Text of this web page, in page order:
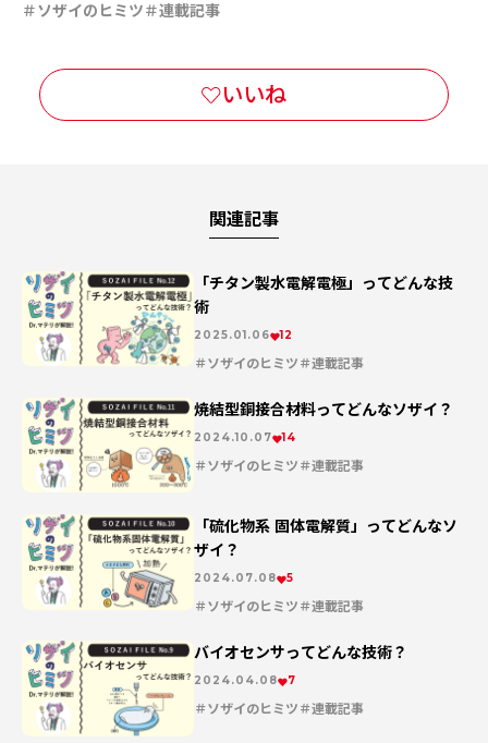
ソザイのヒミツ 連載記事
関連記事
「チタン製水電解電極」ってどんな技
術
2025.01.06 12
ソザイのヒミツ 連載記事
焼結型銅接合材料ってどんなソザイ？
2024.10.07 14
ソザイのヒミツ 連載記事
「硫化物系 固体電解質」ってどんなソ
ザイ？
2024.07.08 5
ソザイのヒミツ 連載記事
バイオセンサってどんな技術？
2024.04.08 7
ソザイのヒミツ 連載記事